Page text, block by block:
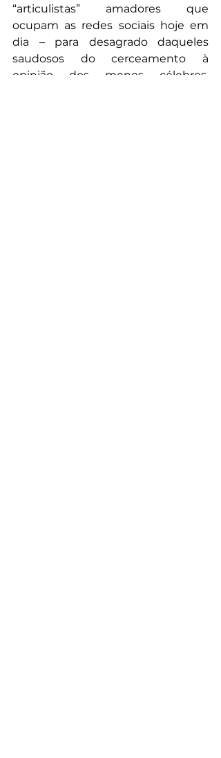
“articulistas” amadores que
ocupam as redes sociais hoje em
dia – para desagrado daqueles
saudosos do cerceamento à
opinião dos menos célebres.